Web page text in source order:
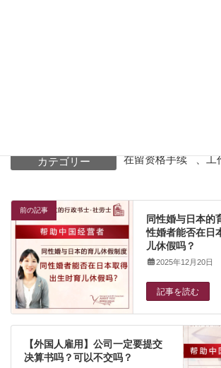
カテゴリー 在留资格手续 、工
前の記事
同性婚与日本的
性婚者能否在日
儿休假吗？
2025年12月20日
記事を読む
【外国人雇用】公司一定要提交
决算书吗？可以不交吗？